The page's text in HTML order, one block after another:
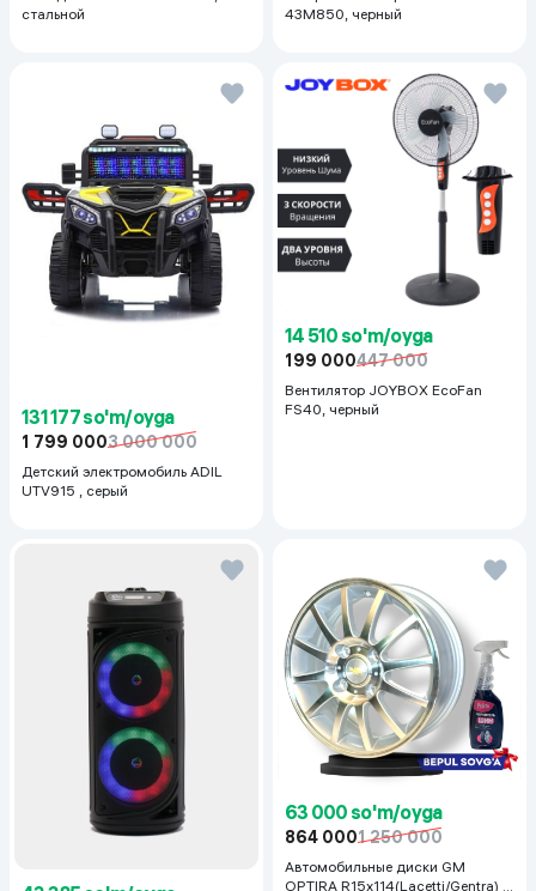
стальной
43M850, черный
131 177 so'm/oyga
1 799 0003 000 000
Детский электромобиль ADIL
UTV915 , серый
14 510 so'm/oyga
199 000447 000
Вентилятор JOYBOX EcoFan
FS40, черный
63 000 so'm/oyga
864 0001 250 000
Автомобильные диски GM
OPTIRA R15x114(Lacetti/Gentra) 1